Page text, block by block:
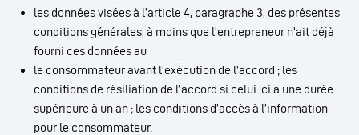
les données visées à l’article 4, paragraphe 3, des présentes
conditions générales, à moins que l’entrepreneur n’ait déjà
fourni ces données au
le consommateur avant l’exécution de l’accord ; les
conditions de résiliation de l’accord si celui-ci a une durée
supérieure à un an ; les conditions d’accès à l’information
pour le consommateur.